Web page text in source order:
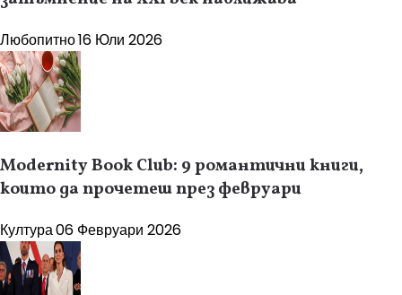
Любопитно16 Юли 2026
Modernity Book Club: 9 романтични книги,
които да прочетеш през февруари
Култура06 Февруари 2026